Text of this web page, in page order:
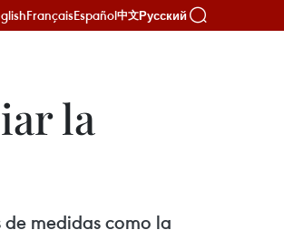
FrançaisEspañol中文Русский
la
medidas como la